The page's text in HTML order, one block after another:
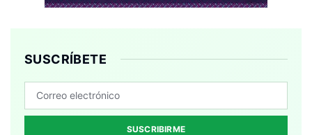
SUSCRÍBETE
SUSCRIBIRME